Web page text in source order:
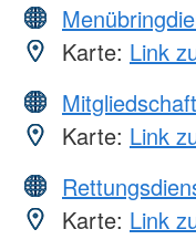
Karte: Link
Mitgliedschaft
Karte: Link
Karte: Link